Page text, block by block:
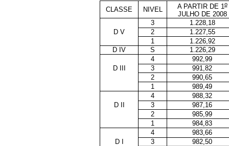
CLASSE NIVEL A PARTIR DE 1o
JULHO DE 2008
3
1.228,18
D V
2
1.227,55
1
1.226,92
D IV
S
1.226,29
4
992,99
D III
3
991,82
2
990,65
1
989,49
4
988,32
D II
3
987,16
2
985,99
1
984,83
4
983,66
D I
3
982,50